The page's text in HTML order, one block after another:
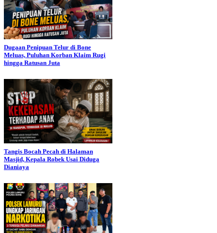
Dugaan Penipuan Telur di Bone
Meluas, Puluhan Korban Klaim Rugi
hingga Ratusan Juta
Tangis Bocah Pecah di Halaman
Masjid, Kepala Robek Usai Diduga
Dianiaya